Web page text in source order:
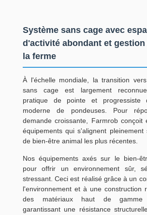
Système sans cage avec
d'activité abondant et gestion
la ferme
À l'échelle mondiale, la transition
sans cage est largement
pratique de pointe et progressiste
moderne de pondeuses. Pour
demande croissante, Farmrob conçoit
équipements qui s'alignent
de bien-être animal les plus récentes.
Nos équipements axés sur le bien-
pour offrir un environnement sûr,
stressant. Ceci est réalisé grâce à un
l'environnement et à une construction
des matériaux haut de gamme
garantissant une résistance